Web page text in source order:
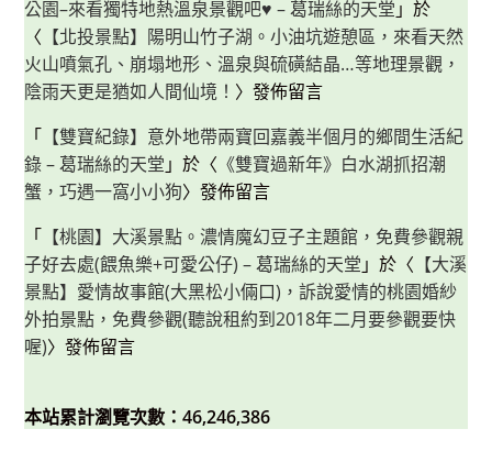
公園–來看獨特地熱溫泉景觀吧♥ – 葛瑞絲的天堂 」於
〈 【北投景點】陽明山竹子湖。小油坑遊憩區，來看天然
火山噴氣孔、崩塌地形、溫泉與硫磺結晶…等地理景觀，
陰雨天更是猶如人間仙境！ 〉發佈留言
「 【雙寶紀錄】意外地帶兩寶回嘉義半個月的鄉間生活紀
錄 – 葛瑞絲的天堂 」於〈 《雙寶過新年》白水湖抓招潮
蟹，巧遇一窩小小狗〉發佈留言
「 【桃園】大溪景點。濃情魔幻豆子主題館，免費參觀親
子好去處(餵魚樂+可愛公仔) – 葛瑞絲的天堂 」於〈 【大溪
景點】愛情故事館(大黑松小倆口)，訴說愛情的桃園婚紗
外拍景點，免費參觀(聽說租約到2018年二月要參觀要快
喔)〉發佈留言
本站累計瀏覽次數：46,246,386